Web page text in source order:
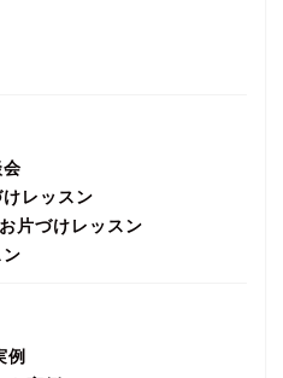
レッスン
片づけレッスン
例